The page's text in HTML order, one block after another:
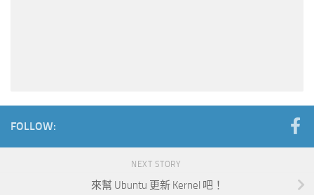
FOLLOW:
NEXT STORY
來幫 Ubuntu 更新 Kernel 吧！